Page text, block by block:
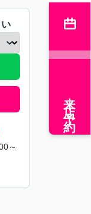
～
来店予約